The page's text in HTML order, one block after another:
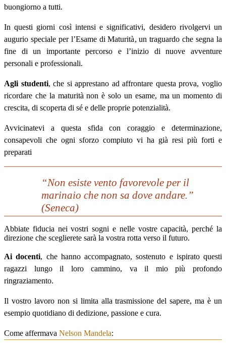
buongiorno a tutti.
In questi giorni così intensi e significativi, desidero rivolgervi un
augurio speciale per l’Esame di Maturità, un traguardo che segna la
fine di un importante percorso e l’inizio di nuove avventure
personali e professionali.
Agli studenti, che si apprestano ad affrontare questa prova, voglio
ricordare che la maturità non è solo un esame, ma un momento di
crescita, di scoperta di sé e delle proprie potenzialità.
Avvicinatevi a questa sfida con coraggio e determinazione,
consapevoli che ogni sforzo compiuto vi ha già resi più forti e
preparati
“Non esiste vento favorevole per il
marinaio che non sa dove andare.”
(Seneca)
Abbiate fiducia nei vostri sogni e nelle vostre capacità, perché la
direzione che sceglierete sarà la vostra rotta verso il futuro.
Ai docenti, che hanno accompagnato, sostenuto e ispirato questi
ragazzi lungo il loro cammino, va il mio più profondo
ringraziamento.
Il vostro lavoro non si limita alla trasmissione del sapere, ma è un
esempio quotidiano di dedizione, passione e cura.
Come affermava Nelson Mandela: